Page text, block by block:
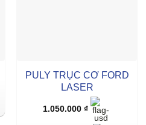
PULY TRỤC CƠ FORD
LASER
1.050.000 ₫